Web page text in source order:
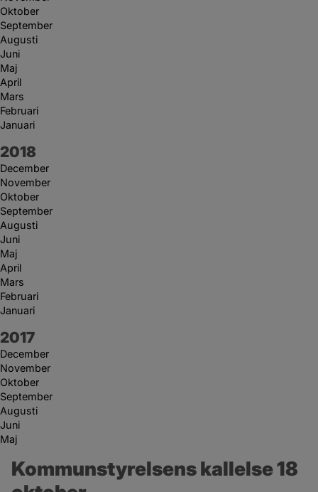
Oktober
September
Augusti
Juni
Maj
April
Mars
Februari
Januari
År:
2018
December
November
Oktober
September
Augusti
Juni
Maj
April
Mars
Februari
Januari
År:
2017
December
November
Oktober
September
Augusti
Juni
Maj
Kommunstyrelsens kallelse 18